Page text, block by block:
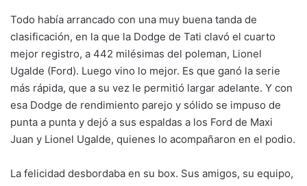
Todo había arrancado con una muy buena tanda de
clasificación, en la que la Dodge de Tati clavó el cuarto
mejor registro, a 442 milésimas del poleman, Lionel
Ugalde (Ford). Luego vino lo mejor. Es que ganó la serie
más rápida, que a su vez le permitió largar adelante. Y con
esa Dodge de rendimiento parejo y sólido se impuso de
punta a punta y dejó a sus espaldas a los Ford de Maxi
Juan y Lionel Ugalde, quienes lo acompañaron en el podio.
La felicidad desbordaba en su box. Sus amigos, su equipo,